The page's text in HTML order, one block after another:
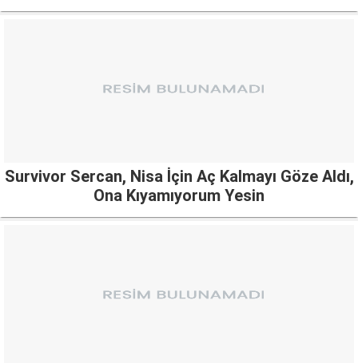
Survivor Sercan, Nisa İçin Aç Kalmayı Göze Aldı,
Ona Kıyamıyorum Yesin